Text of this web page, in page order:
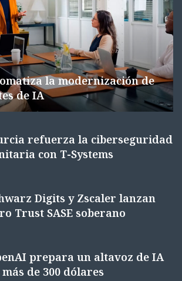
la modernización de
de IA
refuerza la ciberseguridad
con T-Systems
Digits y Zscaler lanzan
Trust SASE soberano
prepara un altavoz de IA
más de 300 dólares